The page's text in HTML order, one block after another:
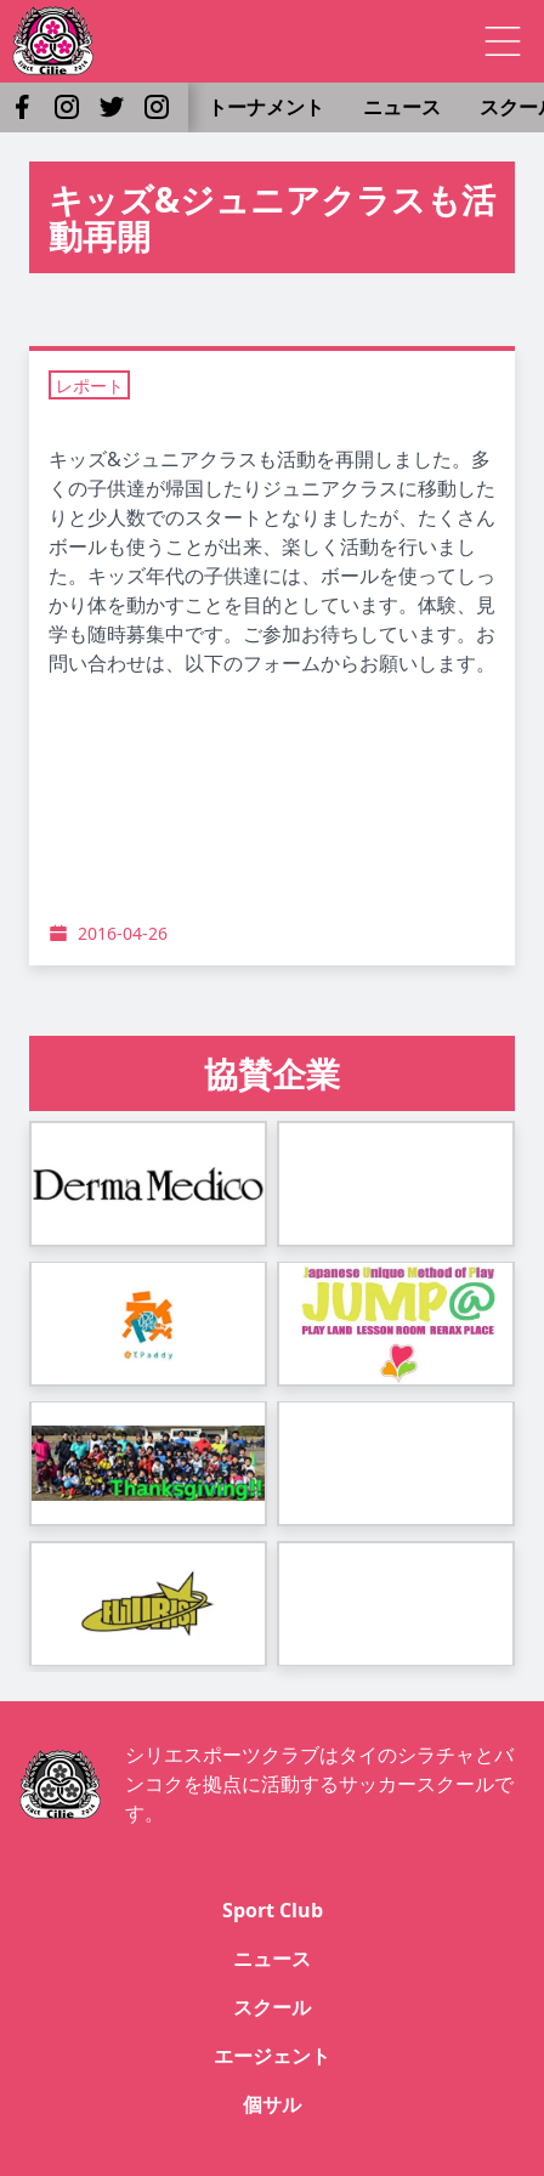
トーナメント ニュース スクー
キッズ&ジュニアクラスも活
動再開
レポート
キッズ&ジュニアクラスも活動を再開しました。多
くの子供達が帰国したりジュニアクラスに移動した
りと少人数でのスタートとなりましたが、たくさん
ボールも使うことが出来、楽しく活動を行いまし
た。キッズ年代の子供達には、ボールを使ってしっ
かり体を動かすことを目的としています。体験、見
学も随時募集中です。ご参加お待ちしています。お
問い合わせは、以下のフォームからお願いします。
2016-04-26
協賛企業
シリエスポーツクラブはタイのシラチャとバ
ンコクを拠点に活動するサッカースクールで
す。
Sport Club
ニュース
スクール
エージェント
個サル